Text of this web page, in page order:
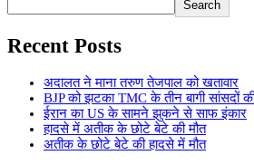
Search
Recent Posts
अदालत ने माना तरुण तेजपाल को खतावार
BJP को झटका TMC के तीन बागी सांसदों
ईरान का US के सामने झुकने से साफ इंकार
हादसे में अतीक के छोटे बेटे की मौत
अतीक के छोटे बेटे की हादसे में मौत